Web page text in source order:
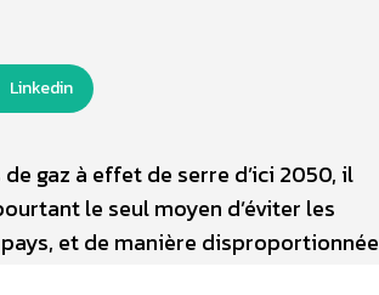
Linkedin
gaz à effet de serre d’ici 2050, il
le seul moyen d’éviter les
et de manière disproportionnée